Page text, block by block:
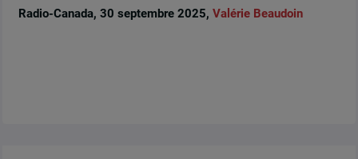
Radio-Canada, 30 septembre 2025, Valérie Beaudoin